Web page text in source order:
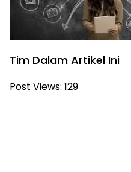
Tim Dalam Artikel Ini
Post Views: 129